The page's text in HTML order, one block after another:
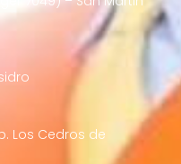
Los Cedros de